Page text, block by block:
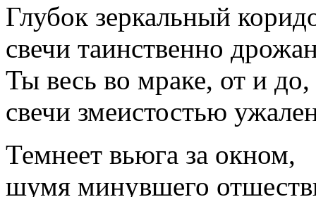
Глубок зеркальный
свечи таинственно
Ты весь во мраке, от и до,
свечи змеистостью
Темнеет вьюга за окном,
шумя минувшего